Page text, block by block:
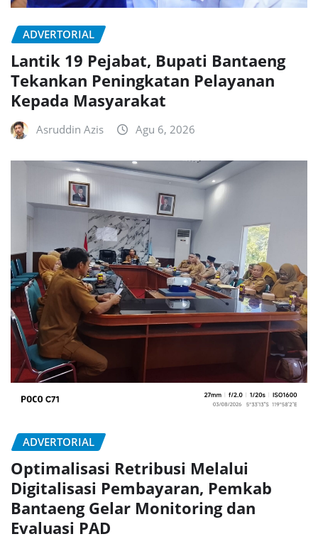
ADVERTORIAL
Lantik 19 Pejabat, Bupati Bantaeng
Tekankan Peningkatan Pelayanan
Kepada Masyarakat
Asruddin Azis Agu 6, 2026
ADVERTORIAL
Optimalisasi Retribusi Melalui
Digitalisasi Pembayaran, Pemkab
Bantaeng Gelar Monitoring dan
Evaluasi PAD